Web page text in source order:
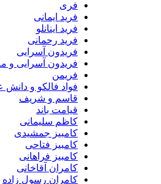
فرید ایمانی
فرید اینانلو
فرید رحمانی
فریدون آسرایی
فریدون آسرایی و مانی رهنما
فواد فالکو و دانش عسکری
قاسم و شریف
قیامت باند
کاظم سلیمانی
کامبیز جمشیدی
کامبیز فتاحی
کامبیز فراهانی
کامران آقاخانی
کامران رسول زاده